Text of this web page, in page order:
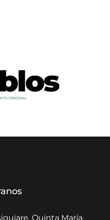
Quinta María